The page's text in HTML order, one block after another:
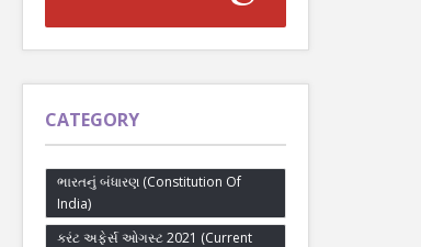
CATEGORY
ભારતનું બંધારણ (Constitution Of
India)
કરંટ અફેર્સ ઓગસ્ટ 2021 (Current